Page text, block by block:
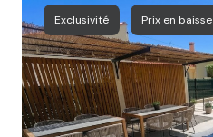
autres
villas
NOTRE
AGENCE
CONTACT
Exclusivité Prix en baisse